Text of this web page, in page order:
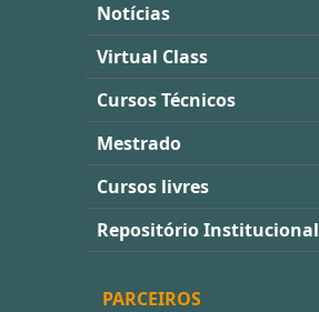
Notícias
Virtual Class
Cursos Técnicos
Mestrado
Cursos livres
Repositório Institucional
PARCEIROS